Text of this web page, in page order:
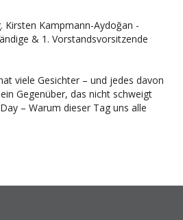
Kirsten Kampmann-Aydoğan -
& 1. Vorstandsvorsitzende
viele Gesichter – und jedes davon
Gegenüber, das nicht schweigt
– Warum dieser Tag uns alle